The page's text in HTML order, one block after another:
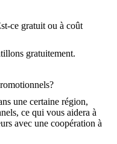
ce gratuit ou à coût
gratuitement.
une certaine région,
ce qui vous aidera à
avec une coopération à